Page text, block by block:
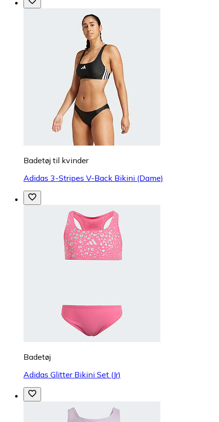
Badetøj til kvinder
Adidas 3-Stripes V-Back Bikini (Dame)
Badetøj
Adidas Glitter Bikini Set (Jr)